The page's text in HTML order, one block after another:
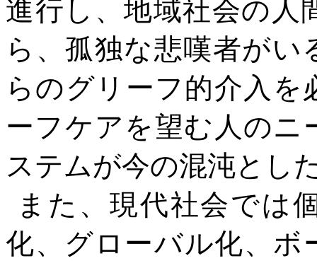
進行し、地域社会の人
ら、孤独な悲嘆者が
らのグリーフ的介入
ーフケアを望む人のニ
ステムが今の混沌とし
また、現代社会では
化、グローバル化、ボ